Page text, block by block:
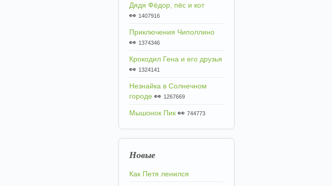
Дядя Фёдор, пёс и кот
👀 1407916
Приключения Чиполлино
👀 1374346
Крокодил Гена и его друзья
👀 1324141
Незнайка в Солнечном
городе 👀 1267669
Мышонок Пик 👀 744773
Новые
Как Петя ленился